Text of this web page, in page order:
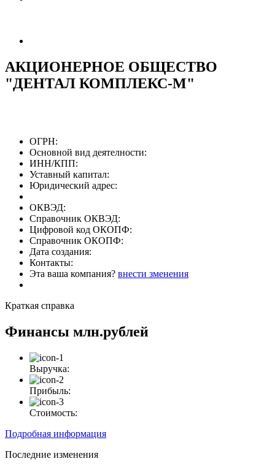
АКЦИОНЕРНОЕ ОБЩЕСТВО
"ДЕНТАЛ КОМПЛЕКС-М"
ОГРН:
Основной вид деятелности:
ИНН/КПП:
Уставный капитал:
Юридический адрес:
ОКВЭД:
Справочник ОКВЭД:
Цифровой код ОКОПФ:
Справочник ОКОПФ:
Дата создания:
Контакты:
Эта ваша компания? внести зменения
Краткая справка
Финансы млн.рублей
Выручка:
Прибыль:
Стоимость:
Подробная информация
Последние изменения